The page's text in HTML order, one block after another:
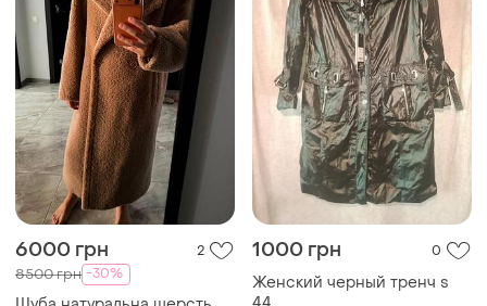
6000 грн 2
8500 грн -30%
1000 грн 0
Женский черный тренч s